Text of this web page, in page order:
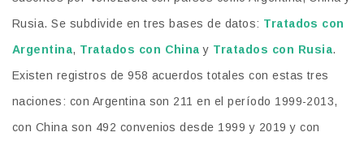
Rusia. Se subdivide en tres bases de datos: Tratados con
Argentina, Tratados con China y Tratados con Rusia.
Existen registros de 958 acuerdos totales con estas tres
naciones: con Argentina son 211 en el período 1999-2013,
con China son 492 convenios desde 1999 y 2019 y con